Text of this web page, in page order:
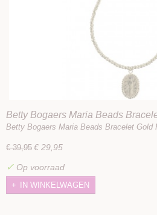
Betty Bogaers Maria Beads
Betty Bogaers Maria Beads Bracelet
€ 39,95 € 29,95
✓ Op voorraad
IN WINKELWAGEN